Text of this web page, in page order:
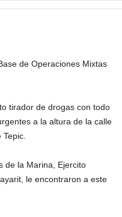
de Operaciones Mixtas
tirador de drogas con todo
a la altura de la calle
de la Marina, Ejercito
le encontraron a este